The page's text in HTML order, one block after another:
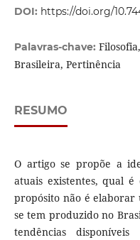
DOI: https://doi.org/
Palavras-chave:
Brasileira, Pertinência
RESUMO
O artigo se propõe a
atuais existentes, qual
propósito não é elaborar
se tem produzido no
tendências